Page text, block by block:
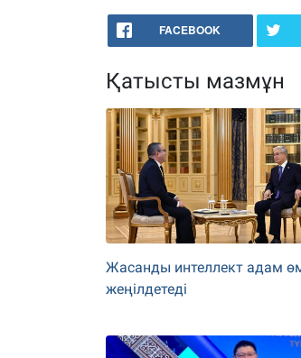
FACEBOOK
Қатысты мазмұн
Жасанды интеллект адам
жеңілдетеді